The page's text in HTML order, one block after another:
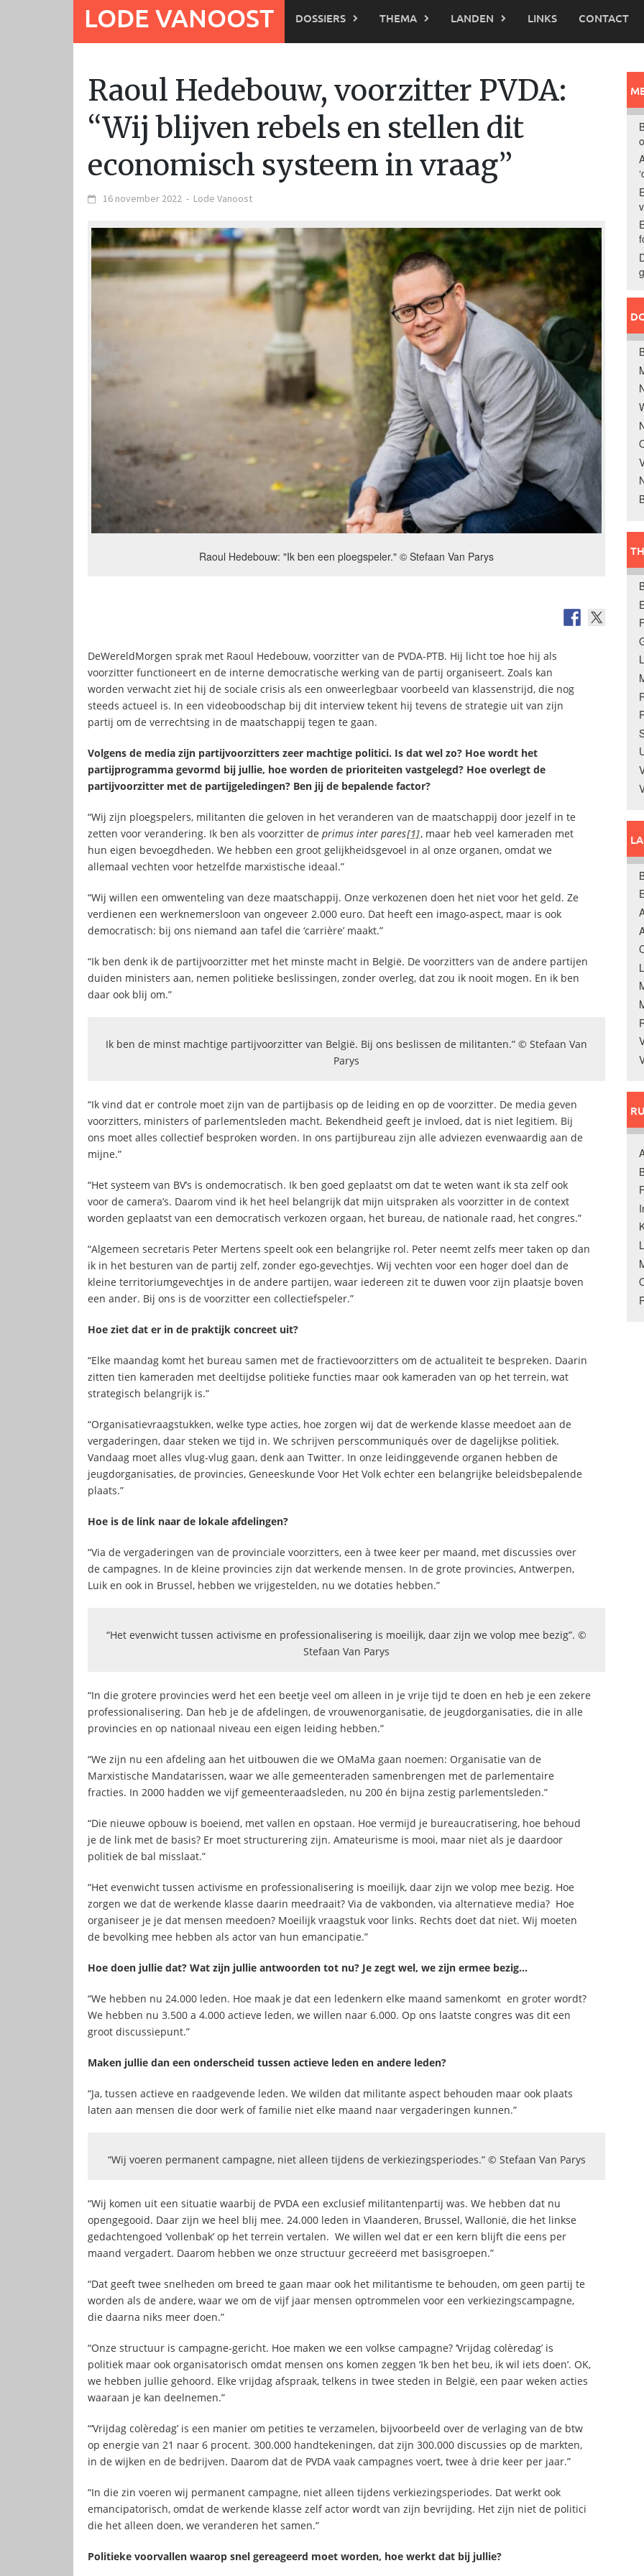
LODE VANOOST DOSSIERS THEMA LANDEN LINKS CONTACT
Raoul Hedebouw, voorzitter PVDA:
“Wij blijven rebels en stellen dit
economisch systeem in vraag”
16 november 2022 - Lode Vanoost
Raoul Hedebouw: "Ik ben een ploegspeler." © Stefaan Van Parys
DeWereldMorgen sprak met Raoul Hedebouw, voorzitter van de PVDA-PTB. Hij licht toe hoe hij als
voorzitter functioneert en de interne democratische werking van de partij organiseert. Zoals kan
worden verwacht ziet hij de sociale crisis als een onweerlegbaar voorbeeld van klassenstrijd, die nog
steeds actueel is. In een videoboodschap bij dit interview tekent hij tevens de strategie uit van zijn
partij om de verrechtsing in de maatschappij tegen te gaan.
Volgens de media zijn partijvoorzitters zeer machtige politici. Is dat wel zo? Hoe wordt het
partijprogramma gevormd bij jullie, hoe worden de prioriteiten vastgelegd? Hoe overlegt de
partijvoorzitter met de partijgeledingen? Ben jij de bepalende factor?
“Wij zijn ploegspelers, militanten die geloven in het veranderen van de maatschappij door jezelf in te
zetten voor verandering. Ik ben als voorzitter de primus inter pares[1], maar heb veel kameraden met
hun eigen bevoegdheden. We hebben een groot gelijkheidsgevoel in al onze organen, omdat we
allemaal vechten voor hetzelfde marxistische ideaal.”
“Wij willen een omwenteling van deze maatschappij. Onze verkozenen doen het niet voor het geld. Ze
verdienen een werknemersloon van ongeveer 2.000 euro. Dat heeft een imago-aspect, maar is ook
democratisch: bij ons niemand aan tafel die ‘carrière’ maakt.”
“Ik ben denk ik de partijvoorzitter met het minste macht in België. De voorzitters van de andere partijen
duiden ministers aan, nemen politieke beslissingen, zonder overleg, dat zou ik nooit mogen. En ik ben
daar ook blij om.”
Ik ben de minst machtige partijvoorzitter van België. Bij ons beslissen de militanten.” © Stefaan Van
Parys
“Ik vind dat er controle moet zijn van de partijbasis op de leiding en op de voorzitter. De media geven
voorzitters, ministers of parlementsleden macht. Bekendheid geeft je invloed, dat is niet legitiem. Bij
ons moet alles collectief besproken worden. In ons partijbureau zijn alle adviezen evenwaardig aan de
mijne.”
“Het systeem van BV’s is ondemocratisch. Ik ben goed geplaatst om dat te weten want ik sta zelf ook
voor de camera’s. Daarom vind ik het heel belangrijk dat mijn uitspraken als voorzitter in de context
worden geplaatst van een democratisch verkozen orgaan, het bureau, de nationale raad, het congres.”
“Algemeen secretaris Peter Mertens speelt ook een belangrijke rol. Peter neemt zelfs meer taken op dan
ik in het besturen van de partij zelf, zonder ego-gevechtjes. Wij vechten voor een hoger doel dan de
kleine territoriumgevechtjes in de andere partijen, waar iedereen zit te duwen voor zijn plaatsje boven
een ander. Bij ons is de voorzitter een collectiefspeler.”
Hoe ziet dat er in de praktijk concreet uit?
“Elke maandag komt het bureau samen met de fractievoorzitters om de actualiteit te bespreken. Daarin
zitten tien kameraden met deeltijdse politieke functies maar ook kameraden van op het terrein, wat
strategisch belangrijk is.”
“Organisatievraagstukken, welke type acties, hoe zorgen wij dat de werkende klasse meedoet aan de
vergaderingen, daar steken we tijd in. We schrijven perscommuniqués over de dagelijkse politiek.
Vandaag moet alles vlug-vlug gaan, denk aan Twitter. In onze leidinggevende organen hebben de
jeugdorganisaties, de provincies, Geneeskunde Voor Het Volk echter een belangrijke beleidsbepalende
plaats.”
Hoe is de link naar de lokale afdelingen?
“Via de vergaderingen van de provinciale voorzitters, een à twee keer per maand, met discussies over
de campagnes. In de kleine provincies zijn dat werkende mensen. In de grote provincies, Antwerpen,
Luik en ook in Brussel, hebben we vrijgestelden, nu we dotaties hebben.”
“Het evenwicht tussen activisme en professionalisering is moeilijk, daar zijn we volop mee bezig”. ©
Stefaan Van Parys
“In die grotere provincies werd het een beetje veel om alleen in je vrije tijd te doen en heb je een zekere
professionalisering. Dan heb je de afdelingen, de vrouwenorganisatie, de jeugdorganisaties, die in alle
provincies en op nationaal niveau een eigen leiding hebben.”
“We zijn nu een afdeling aan het uitbouwen die we OMaMa gaan noemen: Organisatie van de
Marxistische Mandatarissen, waar we alle gemeenteraden samenbrengen met de parlementaire
fracties. In 2000 hadden we vijf gemeenteraadsleden, nu 200 én bijna zestig parlementsleden.”
“Die nieuwe opbouw is boeiend, met vallen en opstaan. Hoe vermijd je bureaucratisering, hoe behoud
je de link met de basis? Er moet structurering zijn. Amateurisme is mooi, maar niet als je daardoor
politiek de bal misslaat.”
“Het evenwicht tussen activisme en professionalisering is moeilijk, daar zijn we volop mee bezig. Hoe
zorgen we dat de werkende klasse daarin meedraait? Via de vakbonden, via alternatieve media? Hoe
organiseer je je dat mensen meedoen? Moeilijk vraagstuk voor links. Rechts doet dat niet. Wij moeten
de bevolking mee hebben als actor van hun emancipatie.”
Hoe doen jullie dat? Wat zijn jullie antwoorden tot nu? Je zegt wel, we zijn ermee bezig…
“We hebben nu 24.000 leden. Hoe maak je dat een ledenkern elke maand samenkomt en groter wordt?
We hebben nu 3.500 a 4.000 actieve leden, we willen naar 6.000. Op ons laatste congres was dit een
groot discussiepunt.”
Maken jullie dan een onderscheid tussen actieve leden en andere leden?
“Ja, tussen actieve en raadgevende leden. We wilden dat militante aspect behouden maar ook plaats
laten aan mensen die door werk of familie niet elke maand naar vergaderingen kunnen.”
“Wij voeren permanent campagne, niet alleen tijdens de verkiezingsperiodes.” © Stefaan Van Parys
“Wij komen uit een situatie waarbij de PVDA een exclusief militantenpartij was. We hebben dat nu
opengegooid. Daar zijn we heel blij mee. 24.000 leden in Vlaanderen, Brussel, Wallonië, die het linkse
gedachtengoed ‘vollenbak’ op het terrein vertalen. We willen wel dat er een kern blijft die eens per
maand vergadert. Daarom hebben we onze structuur gecreëerd met basisgroepen.”
“Dat geeft twee snelheden om breed te gaan maar ook het militantisme te behouden, om geen partij te
worden als de andere, waar we om de vijf jaar mensen optrommelen voor een verkiezingscampagne,
die daarna niks meer doen.”
“Onze structuur is campagne-gericht. Hoe maken we een volkse campagne? ‘Vrijdag colèredag’ is
politiek maar ook organisatorisch omdat mensen ons komen zeggen ‘Ik ben het beu, ik wil iets doen’. OK,
we hebben jullie gehoord. Elke vrijdag afspraak, telkens in twee steden in België, een paar weken acties
waaraan je kan deelnemen.”
“‘Vrijdag colèredag’ is een manier om petities te verzamelen, bijvoorbeeld over de verlaging van de btw
op energie van 21 naar 6 procent. 300.000 handtekeningen, dat zijn 300.000 discussies op de markten,
in de wijken en de bedrijven. Daarom dat de PVDA vaak campagnes voert, twee à drie keer per jaar.”
“In die zin voeren wij permanent campagne, niet alleen tijdens verkiezingsperiodes. Dat werkt ook
emancipatorisch, omdat de werkende klasse zelf actor wordt van zijn bevrijding. Het zijn niet de politici
die het alleen doen, we veranderen het samen.”
Politieke voorvallen waarop snel gereageerd moet worden, hoe werkt dat bij jullie?